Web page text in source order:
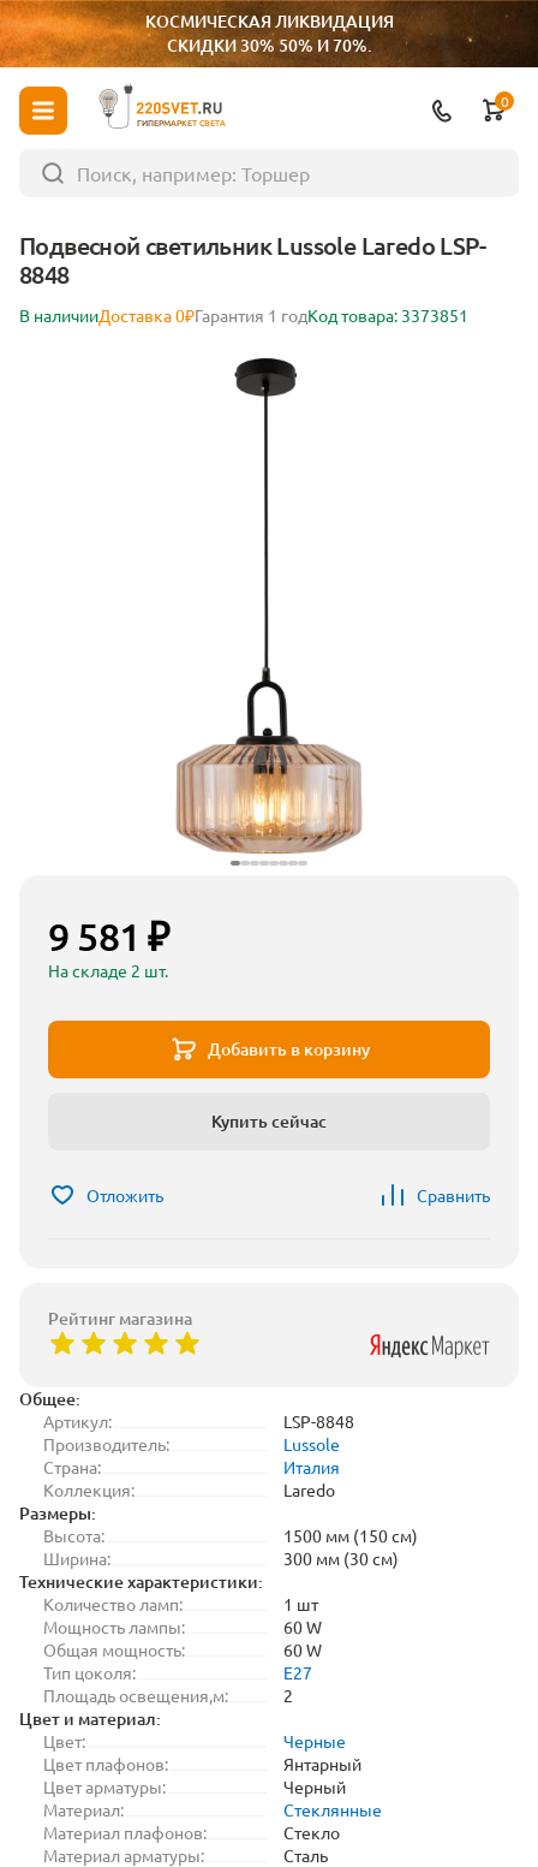
КОСМИЧЕСКАЯ ЛИКВИДАЦИЯ
СКИДКИ 30% 50% И 70%.
ГИПЕРМАРКЕТ СВЕТА
0
Подвесной светильник Lussole Laredo LSP-
8848
В наличииДоставка 0₽Гарантия 1 годКод товара: 3373851
Общее:
Артикул:
LSP-8848
Производитель:
Lussole
Страна:
Италия
Коллекция:
Laredo
Размеры:
Высота:
1500 мм (150 см)
Ширина:
300 мм (30 см)
Технические характеристики:
Количество ламп:
1 шт
Мощность лампы:
60 W
Общая мощность:
60 W
Тип цоколя:
E27
Площадь освещения,м:
2
Цвет и материал:
Цвет:
Черные
Цвет плафонов:
Янтарный
Цвет арматуры:
Черный
Материал:
Стеклянные
Материал плафонов:
Стекло
Материал арматуры:
Сталь
9 581 ₽
На складе 2 шт.
Добавить в корзину
Купить сейчас
Отложить Сравнить
Рейтинг магазина